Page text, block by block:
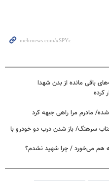
باقی مانده از بدن شهدا
کرده
مادرم مرا راهی جبهه کرد
سرهنگ/ باز شدن درب دو خودرو با
هم می‌خورد / چرا شهید نشدم؟